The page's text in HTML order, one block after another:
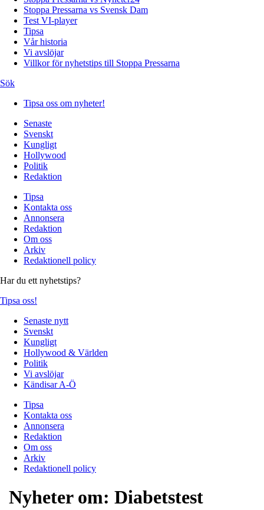
Stoppa Pressarna vs Svensk Dam
Test VI-player
Tipsa
Vår historia
Vi avslöjar
Villkor för nyhetstips till Stoppa Pressarna
Sök
Tipsa oss om nyheter!
Senaste
Svenskt
Kungligt
Hollywood
Politik
Redaktion
Tipsa
Kontakta oss
Annonsera
Redaktion
Om oss
Arkiv
Redaktionell policy
Har du ett nyhetstips?
Tipsa oss!
Senaste nytt
Svenskt
Kungligt
Hollywood & Världen
Politik
Vi avslöjar
Kändisar A-Ö
Tipsa
Kontakta oss
Annonsera
Redaktion
Om oss
Arkiv
Redaktionell policy
Nyheter om: Diabetstest